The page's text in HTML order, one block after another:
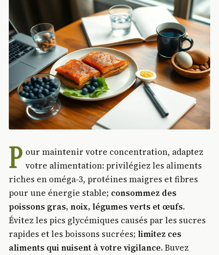
P our maintenir votre concentration, adaptez
votre alimentation: privilégiez les aliments
riches en oméga-3, protéines maigres et fibres
pour une énergie stable; consommez des
poissons gras, noix, légumes verts et œufs.
Évitez les pics glycémiques causés par les sucres
rapides et les boissons sucrées;limitez ces
aliments qui nuisent à votre vigilance. Buvez